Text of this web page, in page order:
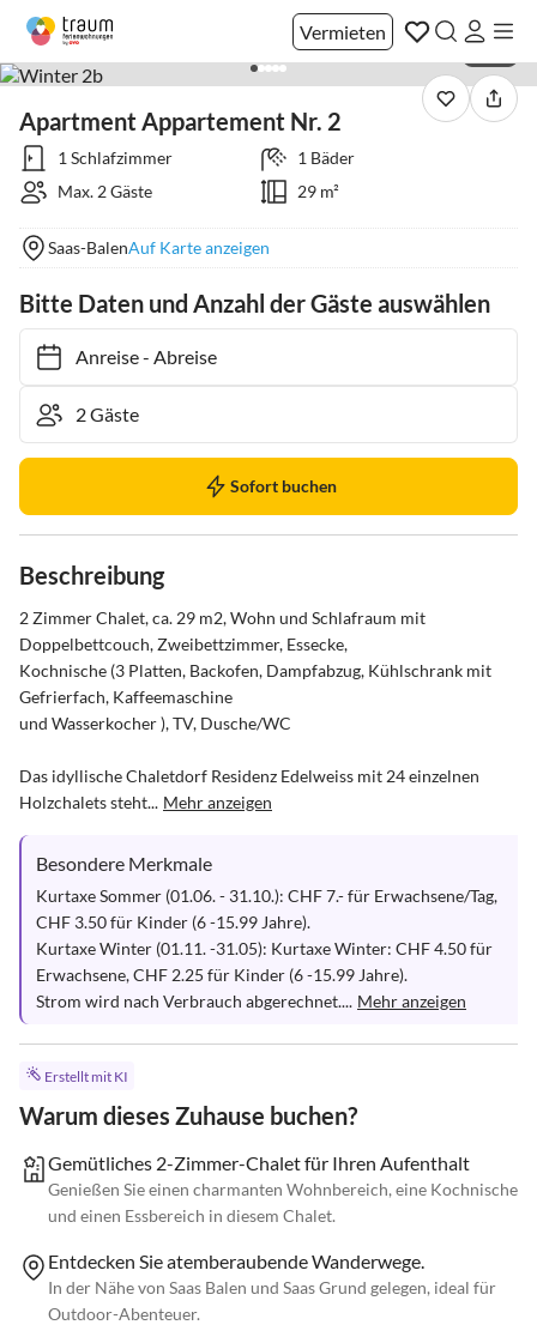
Vermieten
Apartment Appartement Nr. 2
1 Schlafzimmer
1 Bäder
Max. 2 Gäste
29 m²
Saas-BalenAuf Karte anzeigen
Bitte Daten und Anzahl der Gäste auswählen
Anreise- Abreise
Sofort buchen
Beschreibung
2 Zimmer Chalet, ca. 29 m2, Wohn und Schlafraum mit
Doppelbettcouch, Zweibettzimmer, Essecke,
Kochnische (3 Platten, Backofen, Dampfabzug, Kühlschrank mit
Gefrierfach, Kaffeemaschine
und Wasserkocher ), TV, Dusche/WC
Das idyllische Chaletdorf Residenz Edelweiss mit 24 einzelnen
Holzchalets steht... Mehr anzeigen
Besondere Merkmale
Kurtaxe Sommer (01.06. - 31.10.): CHF 7.- für Erwachsene/Tag,
CHF 3.50 für Kinder (6 -15.99 Jahre).
Kurtaxe Winter (01.11. -31.05): Kurtaxe Winter: CHF 4.50 für
Erwachsene, CHF 2.25 für Kinder (6 -15.99 Jahre).
Strom wird nach Verbrauch abgerechnet.... Mehr anzeigen
Erstellt mit KI
Warum dieses Zuhause buchen?
Gemütliches 2-Zimmer-Chalet für Ihren Aufenthalt
Genießen Sie einen charmanten Wohnbereich, eine Kochnische
und einen Essbereich in diesem Chalet.
Entdecken Sie atemberaubende Wanderwege.
In der Nähe von Saas Balen und Saas Grund gelegen, ideal für
Outdoor-Abenteuer.